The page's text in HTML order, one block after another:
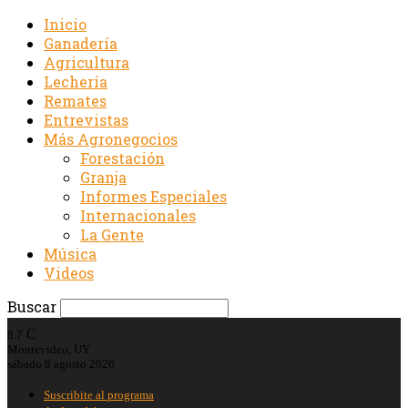
Inicio
Ganadería
Agricultura
Lechería
Remates
Entrevistas
Más Agronegocios
Forestación
Granja
Informes Especiales
Internacionales
La Gente
Música
Videos
Buscar
8.7 C
Montevideo, UY
sábado 8 agosto 2026
Suscribite al programa